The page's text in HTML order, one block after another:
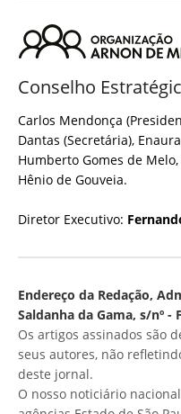
Conselho
Carlos Mendonça
Dantas (Secretária),
Humberto Gomes de
Hênio de Gouveia.
Diretor Executivo:
Endereço da Redação,
Saldanha da Gama, s/nº -
Os artigos assinados são
seus autores, não
deste jornal.
O nosso noticiário